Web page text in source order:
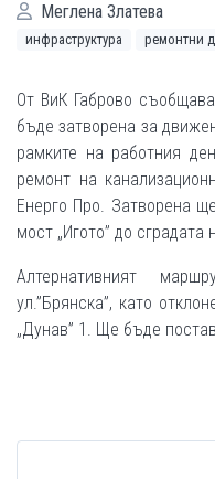
Меглена Златева
инфраструктура ремонтни
От ВиК Габрово
бъде затворена за
рамките на работния
ремонт на
Енерго Про. Затворена
мост „Игото” до
Алтернативният
ул.”Брянска”, като
„Дунав” 1. Ще бъде